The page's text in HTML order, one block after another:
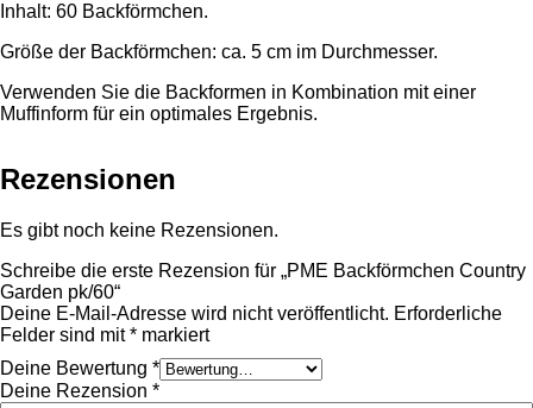
Inhalt: 60 Backförmchen.
Größe der Backförmchen: ca. 5 cm im Durchmesser.
Verwenden Sie die Backformen in Kombination mit einer
Muffinform für ein optimales Ergebnis.
Rezensionen
Es gibt noch keine Rezensionen.
Schreibe die erste Rezension für „PME Backförmchen Country
Garden pk/60“
Deine E-Mail-Adresse wird nicht veröffentlicht. Erforderliche
Felder sind mit* markiert
Deine Bewertung *
Deine Rezension *